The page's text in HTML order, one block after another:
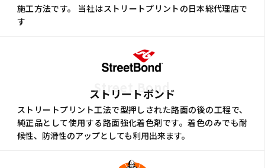
施工方法です。 当社はストリートプリントの日本総代理店で
す
Street Bond
ストリートボンド
ストリートプリント工法で型押しされた路面の後の工程で、
純正品として使用する路面強化着色剤です。着色のみでも耐
候性、防滑性のアップとしても利用出来ます。